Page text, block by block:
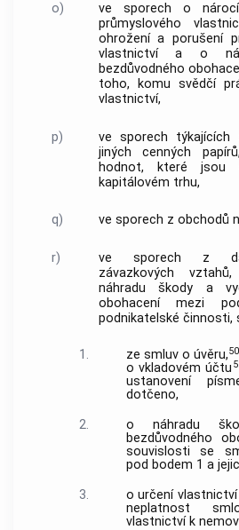
o)
ve sporech o
průmyslového
ohrožení a porušení
vlastnictví a o
bezdůvodného
toho, komu svědčí
vlastnictví,
p)
ve sporech
jiných cenných
hodnot, které jsou
kapitálovém trhu,
q) ve sporech z obchodů
r)
ve sporech z
závazkových
náhradu škody a
obohacení mezi
podnikatelské činnosti,
1. ze smluv o úvěru,50
o vkladovém účtu
ustanovení
dotčeno,
2.
o náhradu
bezdůvodného
souvislosti se
pod bodem 1 a
3.
o určení
neplatnost
vlastnictví k